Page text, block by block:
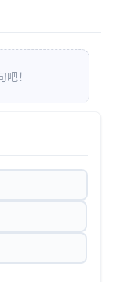
！